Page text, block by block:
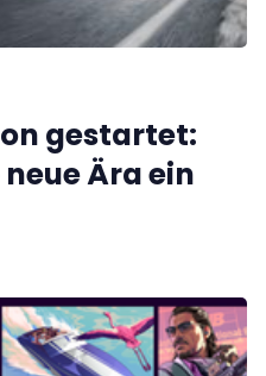
gestartet:
Ära ein